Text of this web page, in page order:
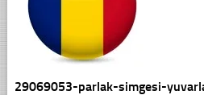
29069053-parlak-simgesi-